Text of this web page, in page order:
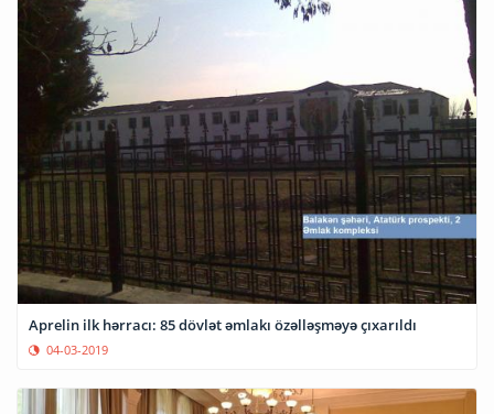
Aprelin ilk hərracı: 85 dövlət əmlakı özəlləşməyə çıxarıldı
04-03-2019